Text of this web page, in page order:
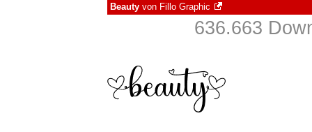
Beauty von Fillo Graphic
636.663